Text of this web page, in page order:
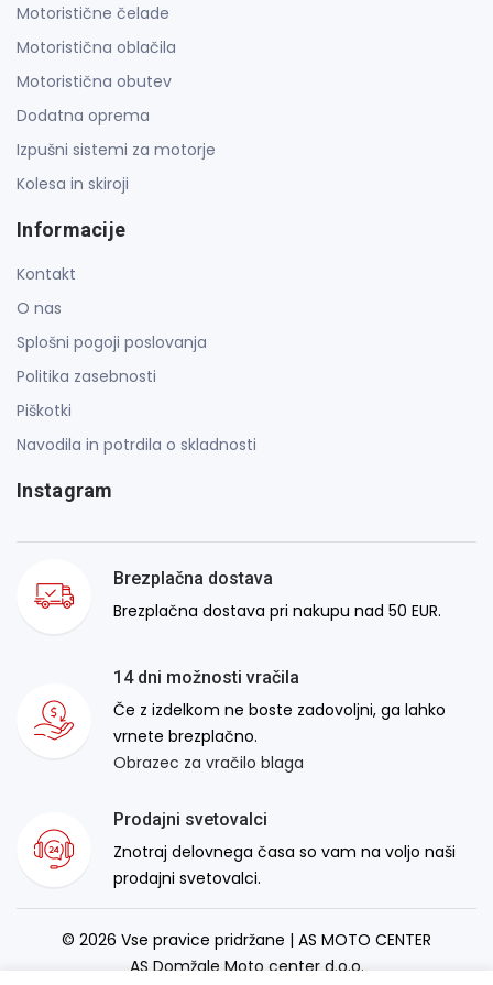
Motoristične čelade
Motoristična oblačila
Motoristična obutev
Dodatna oprema
Izpušni sistemi za motorje
Kolesa in skiroji
Informacije
Kontakt
O nas
Splošni pogoji poslovanja
Politika zasebnosti
Piškotki
Navodila in potrdila o skladnosti
Instagram
Brezplačna dostava
Brezplačna dostava pri nakupu nad 50 EUR.
14 dni možnosti vračila
Če z izdelkom ne boste zadovoljni, ga lahko
vrnete brezplačno.
Obrazec za vračilo blaga
Prodajni svetovalci
Znotraj delovnega časa so vam na voljo naši
prodajni svetovalci.
© 2026 Vse pravice pridržane | AS MOTO CENTER
AS Domžale Moto center d.o.o.